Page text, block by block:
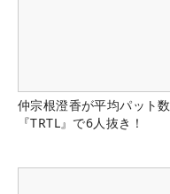
仲宗根澄香が平均パット数
『TRTL』で6人抜き！